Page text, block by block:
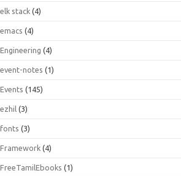
elk stack (4)
emacs (4)
Engineering (4)
event-notes (1)
Events (145)
ezhil (3)
fonts (3)
Framework (4)
FreeTamilEbooks (1)